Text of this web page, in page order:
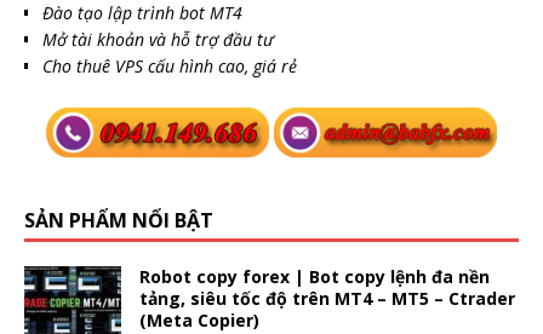
Đào tạo lập trình bot MT4
Mở tài khoản và hỗ trợ đầu tư
Cho thuê VPS cấu hình cao, giá rẻ
SẢN PHẨM NỔI BẬT
Robot copy forex | Bot copy lệnh đa nền
tảng, siêu tốc độ trên MT4 – MT5 – Ctrader
(Meta Copier)